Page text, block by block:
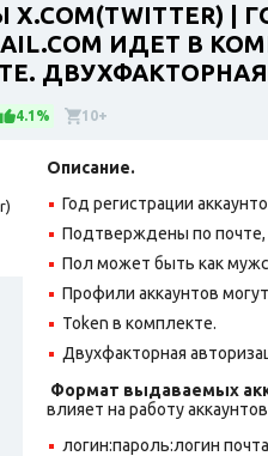
X.COM(TWITTER)
ИДЕТ В
4.1% 10+
Описание.
Год регистрации
Подтверждены по почте,
Пол может быть как
Профили аккаунтов
Token в комплекте.
Двухфакторная
Формат выдаваемых
влияет на работу аккаунтов
логин:пароль:логин